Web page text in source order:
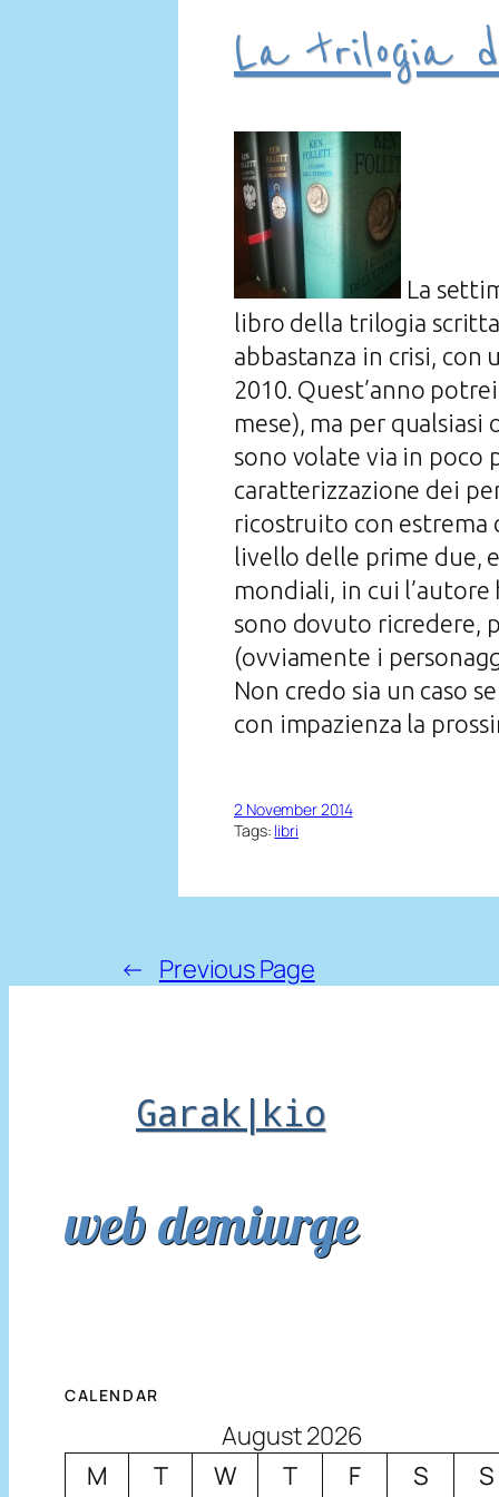
La trilogia
La
libro della trilogia
abbastanza in crisi,
2010. Quest’anno
mese), ma per
sono volate via in poco
caratterizzazione dei
ricostruito con estrema
livello delle prime due,
mondiali, in cui
sono dovuto ricredere,
(ovviamente i
Non credo sia un caso
con impazienza la
2 November 2014
Tags: libri
← Previous Page
Garak|kio
web demiurge
CALENDAR
August 2026
M
T W T F S S